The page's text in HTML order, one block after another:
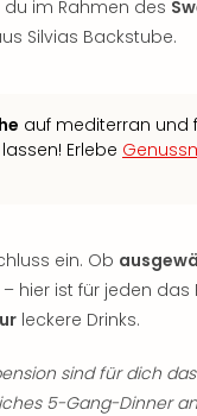
im Rahmen des
Silvias Backstube.
auf mediterran und
Erlebe
ein. Ob
hier ist für jeden das
leckere Drinks.
sind für dich
5-Gang-Dinner